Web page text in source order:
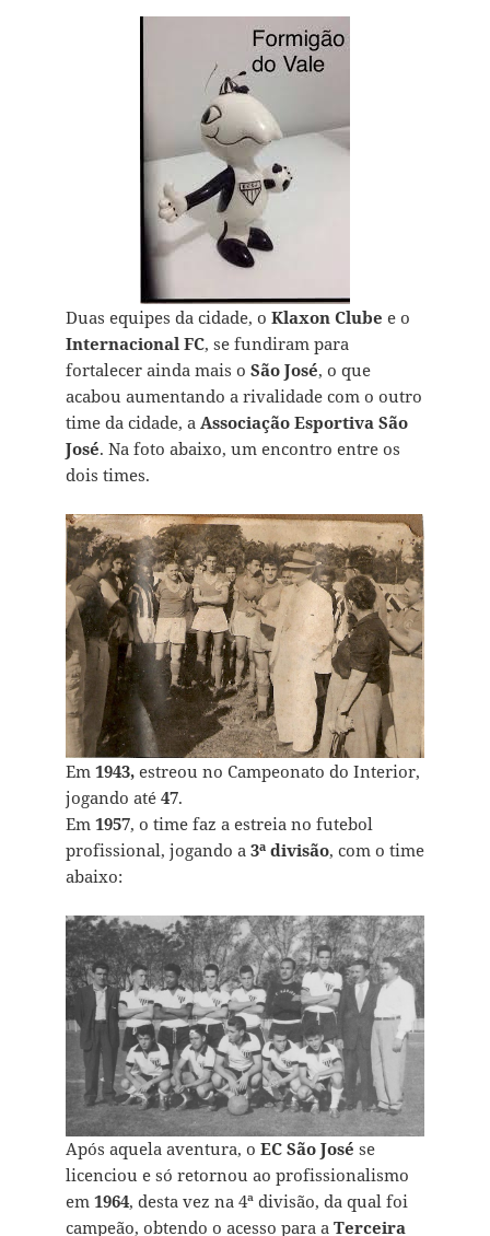
Duas equipes da cidade, o Klaxon Clube e o
Internacional FC, se fundiram para
fortalecer ainda mais o São José, o que
acabou aumentando a rivalidade com o outro
time da cidade, a Associação Esportiva São
José. Na foto abaixo, um encontro entre os
dois times.
Em 1943,estreou no Campeonato do Interior,
jogando até 47.
Em 1957, o time faz a estreia no futebol
profissional, jogando a 3ª divisão, com o time
abaixo:
Após aquela aventura, o EC São José se
licenciou e só retornou ao profissionalismo
em 1964, desta vez na 4ª divisão, da qual foi
campeão, obtendo o acesso para a Terceira